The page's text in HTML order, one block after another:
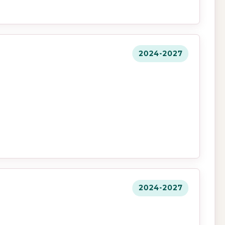
2024-2027
2024-2027